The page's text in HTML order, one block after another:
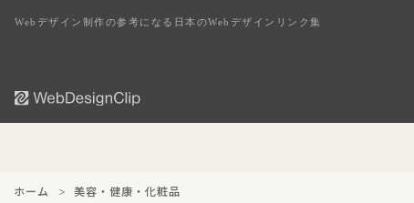
Webデザイン制作の参考になる日本のWebデザインリンク集
ホーム 美容・健康・化粧品